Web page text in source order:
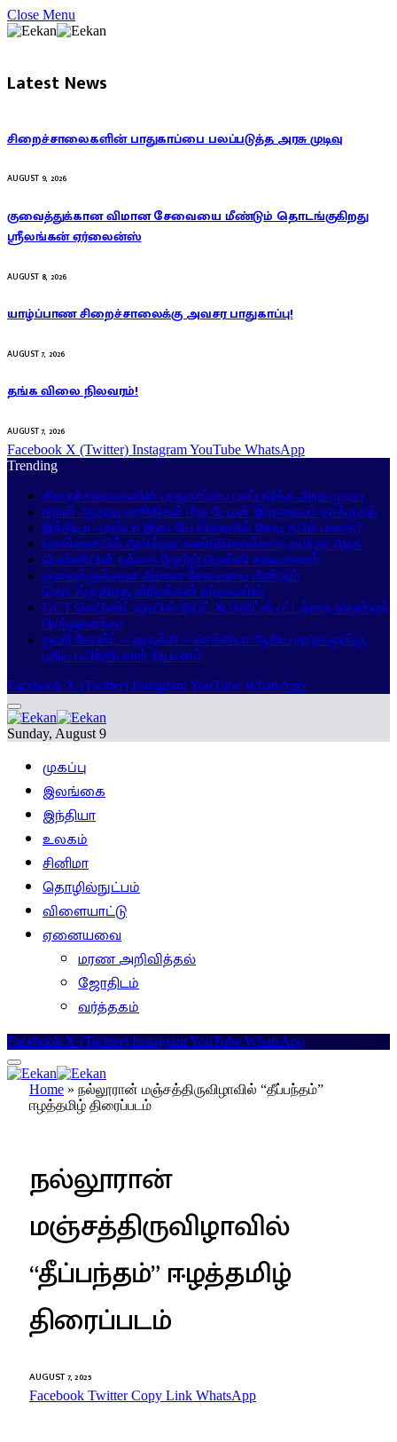
Close Menu
Latest News
சிறைச்சாலைகளின் பாதுகாப்பை பலப்படுத்த அரசு முடிவு
AUGUST 9, 2026
குவைத்துக்கான விமான சேவையை மீண்டும் தொடங்குகிறது
ஸ்ரீலங்கன் ஏர்லைன்ஸ்
AUGUST 8, 2026
யாழ்ப்பாண சிறைச்சாலைக்கு அவசர பாதுகாப்பு!
AUGUST 7, 2026
தங்க விலை நிலவரம்!
AUGUST 7, 2026
Facebook X (Twitter) InstagramYouTube WhatsApp
Trending
சிறைச்சாலைகளின் பாதுகாப்பை பலப்படுத்த அரசு முடிவு
ஈரான் ஆதரவு ஹூதிகள் மீது யேமன் இராணுவம் தாக்குதல்
இந்தியா – ரஷ்யா இடையே விரைவில் நேரடி ரயில் பாதை?
சென்னையில் அமித்ஷா கண்டுகொள்ளாத தமிழக அரசு
மெஸ்ஸியின் தந்தை ஜோர்ஜ் மெஸ்ஸி காலமானார்
குவைத்துக்கான விமான சேவையை மீண்டும்
தொடங்குகிறது ஸ்ரீலங்கன் ஏர்லைன்ஸ்
GCT செயிண்ட் லூயிஸ் ரேபிட் & பிளிட்ஸ் பட்டத்தை வென்றார்
பிரக்ஞானந்தா
ஐவரி கோஸ்ட் – துருக்கி – செக்கியா ஆகிய நாடுகளுக்கு
புதிய பயிற்சியாளர் நியமனம்
Facebook X (Twitter) InstagramYouTube WhatsApp
Sunday, August 9
முகப்பு
இலங்கை
இந்தியா
உலகம்
சினிமா
தொழில்நுட்பம்
விளையாட்டு
ஏனையவை
மரண அறிவித்தல்
ஜோதிடம்
வர்த்தகம்
Facebook X (Twitter) InstagramYouTube WhatsApp
Home » நல்லூரான் மஞ்சத்திருவிழாவில் “தீப்பந்தம்”
ஈழத்தமிழ் திரைப்படம்
நல்லூரான்
மஞ்சத்திருவிழாவில்
“தீப்பந்தம்” ஈழத்தமிழ்
திரைப்படம்
AUGUST 7, 2025
Facebook Twitter Copy Link WhatsApp